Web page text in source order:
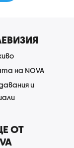
на NOVA
и
ОТ